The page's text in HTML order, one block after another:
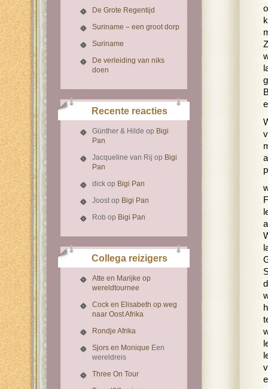
De Grote Regentijd
Suriname – een groot dorp
Suriname
De verleiding van niks
doen
Recente reacties
Günther & Hilde op Bigi
Pan
Jacqueline van Rij op Bigi
Pan
dick op Bigi Pan
Joostop Bigi Pan
Rob op Bigi Pan
Collega reizigers
Atte en Marijke op
wereldtournee
Cock en Elisabeth op weg
naar Oost Afrika
Rondje Afrika
Sjors en Monique Een
wereldreis
Three On Tour